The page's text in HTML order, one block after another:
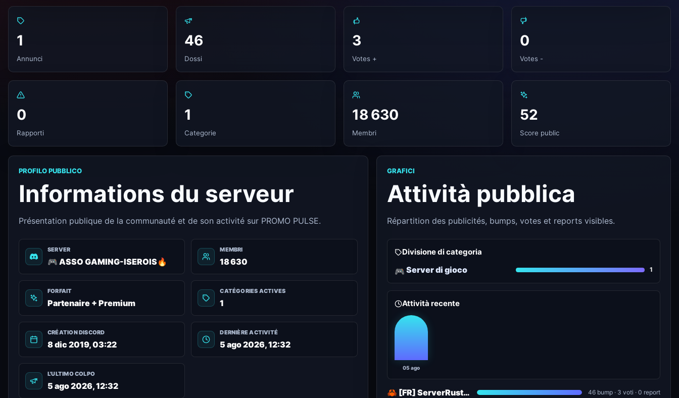
1
Annunci
46
Dossi
3
Votes +
0
Votes -
0
Rapporti
1
Categorie
18 630
Membri
52
Score public
PROFILO PUBBLICO
Informations du serveur
Présentation publique de la communauté et de son activité sur PROMO PULSE.
SERVER
🎮 ASSO GAMING-ISEROIS🔥
MEMBRI
18 630
FORFAIT
Partenaire + Premium
CATÉGORIES ACTIVES
1
CRÉATION DISCORD
8 dic 2019, 03:22
DERNIÈRE ACTIVITÉ
5 ago 2026, 12:32
L'ULTIMO COLPO
5 ago 2026, 12:32
GRAFICI
Attività pubblica
Répartition des publicités, bumps, votes et reports visibles.
Divisione di categoria
🎮 Server di gioco 1
Attività recente
05 ago
🦀 [FR] ServerRust SOLO — Débutant Frie⬦ 46 bump · 3 voti · 0 report